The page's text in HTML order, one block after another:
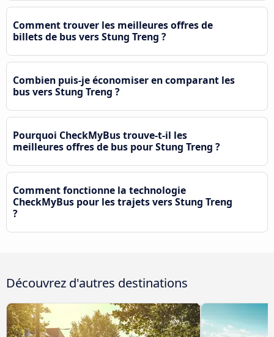
Comment trouver les meilleures offres de
billets de bus vers Stung Treng ?
Combien puis-je économiser en comparant les
bus vers Stung Treng ?
Pourquoi CheckMyBus trouve-t-il les
meilleures offres de bus pour Stung Treng ?
Comment fonctionne la technologie
CheckMyBus pour les trajets vers Stung Treng
?
Découvrez d'autres destinations